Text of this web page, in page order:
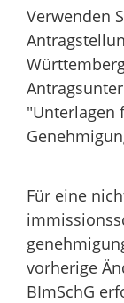
Verwenden
"Unterlagen
Für eine
vorherige
BImSchG